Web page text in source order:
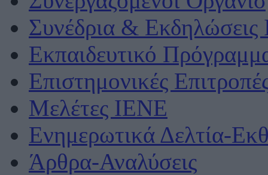
Συνέδρια &
Εκπαιδευτικό
Επιστημονικές
Μελέτες ΙΕΝΕ
Ενημερωτικά Δελτία-
Άρθρα-Αναλύσεις